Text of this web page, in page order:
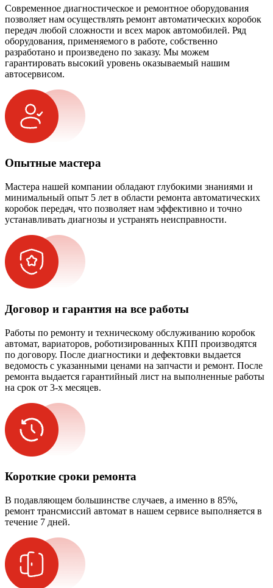
Современное диагностическое и ремонтное оборудования
позволяет нам осуществлять ремонт автоматических коробок
передач любой сложности и всех марок автомобилей. Ряд
оборудования, применяемого в работе, собственно
разработано и произведено по заказу. Мы можем
гарантировать высокий уровень оказываемый нашим
автосервисом.
Опытные мастера
Мастера нашей компании обладают глубокими знаниями и
минимальный опыт 5 лет в области ремонта автоматических
коробок передач, что позволяет нам эффективно и точно
устанавливать диагнозы и устранять неисправности.
Договор и гарантия на все работы
Работы по ремонту и техническому обслуживанию коробок
автомат, вариаторов, роботизированных КПП производятся
по договору. После диагностики и дефектовки выдается
ведомость с указанными ценами на запчасти и ремонт. После
ремонта выдается гарантийный лист на выполненные работы
на срок от 3-х месяцев.
Короткие сроки ремонта
В подавляющем большинстве случаев, а именно в 85%,
ремонт трансмиссий автомат в нашем сервисе выполняется в
течение 7 дней.